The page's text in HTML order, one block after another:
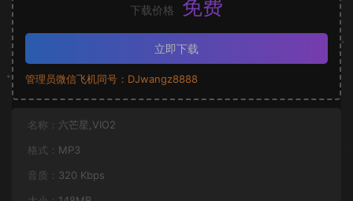
下载价格 免费
立即下载
管理员微信飞机同号：DJwangz8888
名称： 六芒星,VIO2
格式： MP3
音质： 320 Kbps